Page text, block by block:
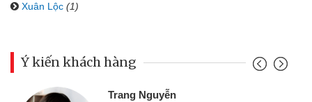
Xuân Lộc (1)
Ý kiến khách hàng
Trang Nguyễn